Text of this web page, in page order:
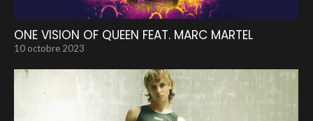
ONE VISION OF QUEEN FEAT. MARC MARTEL
10 octobre 2023